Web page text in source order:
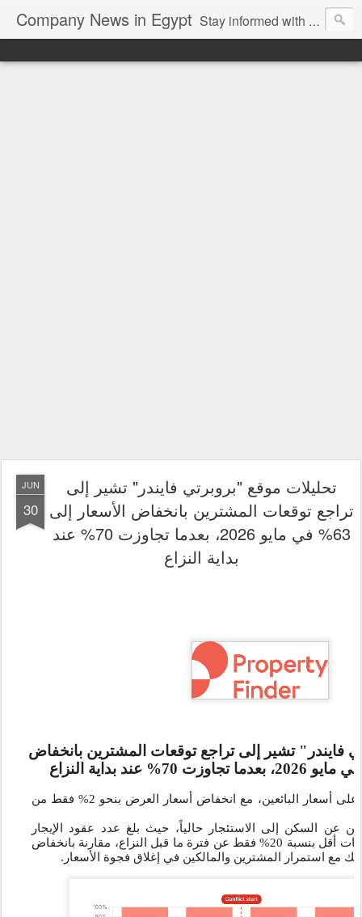
Company News in Egypt Stay informed with the latest company news and developments in Egypt and the region through our unbiased and direct news platform. Our blog publishes press releases and news directly from companies and their PR agencies, giving you a clear and unfiltered view of the industry. Make informed decisions with our easy to follow and clutter-free approach to company news.
JUN
30
تحليلات موقع "بروبرتي فايندر" تشير إلى
تراجع توقعات المشترين بانخفاض الأسعار إلى
63% في مايو 2026، بعدما تجاوزت 70% عند
بداية النزاع
فايندر" تشير إلى تراجع توقعات المشترين بانخفاض
لم يطرأ أي تغيير يُذكر على أسعار البائعين، مع انخفاض أسعار العرض بنحو 2% فقط من
عن السكن إلى الاستئجار حالياً، حيث بلغ عدد عقود الإيجار
الجديدة في مايو مستويات أقل بنسبة 20% فقط عن فترة ما قبل النزاع، مقارنة بانخفاض